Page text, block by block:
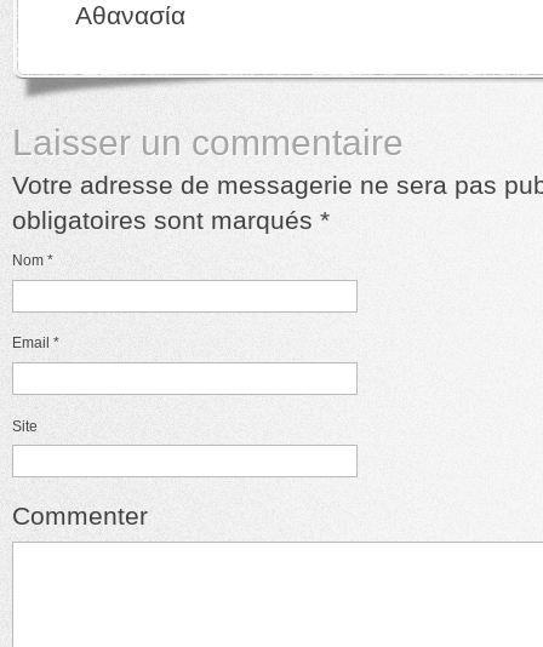
Αθανασία
Laisser un commentaire
Votre adresse de messagerie ne sera pas
obligatoires sont marqués *
Nom *
Email *
Site
Commenter